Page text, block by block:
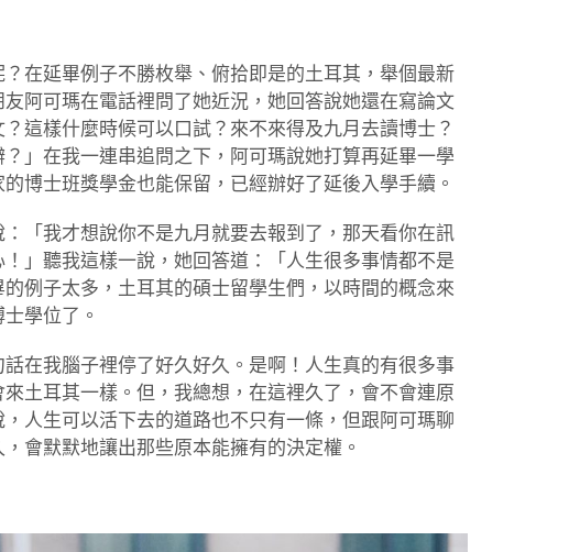
在延畢例子不勝枚舉、俯拾即是的土耳其，舉個最新
阿可瑪在電話裡問了她近況，她回答說她還在寫論文
這樣什麼時候可以口試？來不來得及九月去讀博士？
」在我一連串追問之下，阿可瑪說她打算再延畢一學
博士班獎學金也能保留，已經辦好了延後入學手續。
「我才想說你不是九月就要去報到了，那天看你在訊
」聽我這樣一說，她回答道：「人生很多事情都不是
例子太多，土耳其的碩士留學生們，以時間的概念來
學位了。
在我腦子裡停了好久好久。是啊！人生真的有很多事
土耳其一樣。但，我總想，在這裡久了，會不會連原
人生可以活下去的道路也不只有一條，但跟阿可瑪聊
會默默地讓出那些原本能擁有的決定權。